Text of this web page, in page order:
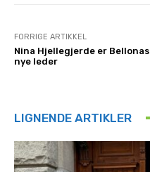
FORRIGE ARTIKKEL
Nina Hjellegjerde er Bellonas
nye leder
LIGNENDE ARTIKLER